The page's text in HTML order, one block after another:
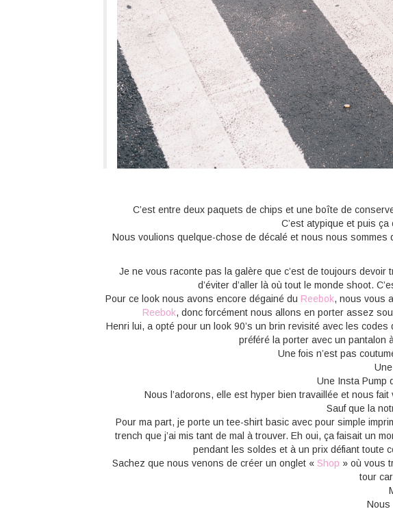
C’est entre deux paquets de chips et une boîte de
C’est atypique et puis
Nous voulions quelque-chose de décalé et nous nous
Je ne vous raconte pas la galère que c’est de toujours
d’éviter d’aller là où tout le monde shoot.
Pour ce look nous avons encore dégainé du Reebok, nous vous
Reebok, donc forcément nous allons en porter assez
Henri lui, a opté pour un look 90’s un brin revisité avec les
préféré la porter avec un pantalon
Une fois n’est pas
Une Insta Pump
Nous l’adorons, elle est hyper bien travaillée et nous
Sauf que la
Pour ma part, je porte un tee-shirt basic avec pour simple
trench que j’ai mis tant de mal à trouver. Eh oui, ça faisait un
pendant les soldes et à un prix défiant toute
Sachez que nous venons de créer un onglet « Shop » où vous
tour
Nous